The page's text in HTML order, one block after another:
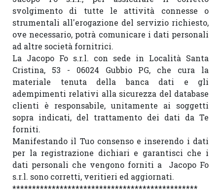
svolgimento di tutte le attività connesse o
strumentali all'erogazione del servizio richiesto,
ove necessario, potrà comunicare i dati personali
ad altre società fornitrici.
La Jacopo Fo s.r.l. con sede in Località Santa
Cristina, 53 - 06024 Gubbio PG, che cura la
materiale tenuta della banca dati e gli
adempimenti relativi alla sicurezza del database
clienti è responsabile, unitamente ai soggetti
sopra indicati, del trattamento dei dati da Te
forniti.
Manifestando il Tuo consenso e inserendo i dati
per la registrazione dichiari e garantisci che i
dati personali che vengono forniti a  Jacopo Fo
s.r.l. sono corretti, veritieri ed aggiornati.
***********************************************